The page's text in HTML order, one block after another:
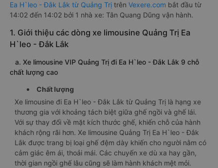
Ea H`leo - Đắk Lắk từ Quảng Trị trên Vexere.com bắt đầu từ
14:02 đến 14:02 bởi 1 nhà xe: Tân Quang Dũng vận hành.
1. Giới thiệu các dòng xe limousine Quảng Trị Ea
H`leo - Đắk Lắk
a. Xe limousine VIP Quảng Trị đi Ea H`leo - Đắk Lắk 9 chỗ
chất lượng cao
Chất lượng
Xe limousine đi Ea H`leo - Đắk Lắk từ Quảng Trị là hạng xe
thương gia với khoảng tách biệt giữa ghế ngồi và ghế lái.
Với sự thay đổi về mặt kích thước ghế, khiến chỗ của hành
khách rộng rãi hơn. Xe limousine Quảng Trị Ea H`leo - Đắk
Lắk được trang bị loại ghế đệm dày khiến cho người nằm có
cảm giác êm ái, thoải mái. Các chuyến xe dù xa hay gần,
thời gian ngồi ghế lâu cũng sẽ làm hành khách mệt mỏi.